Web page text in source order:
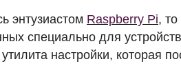
энтузиастом Raspberry Pi,
специально для
утилита настройки, которая